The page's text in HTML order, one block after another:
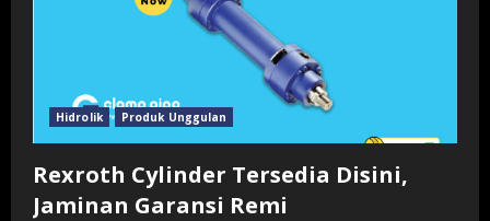
Hidrolik Produk Unggulan
Rexroth Cylinder Tersedia Disini,
Jaminan Garansi Remi